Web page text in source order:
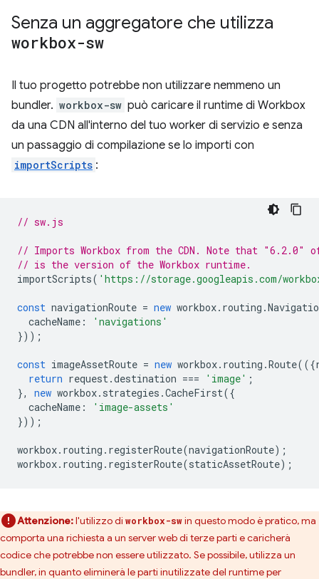
Senza un aggregatore che utilizza
workbox-sw
Il tuo progetto potrebbe non utilizzare nemmeno un
bundler. workbox-sw può caricare il runtime di Workbox
da una CDN all'interno del tuo worker di servizio e senza
un passaggio di compilazione se lo importi con
importScripts :
// sw.js
// Imports Workbox from the CDN. Note that "6.2.0"
// is the version of the Workbox runtime.
importScripts( 'https://storage.googleapis.com/
const navigationRoute = new workbox. routing .
cacheName :
'navigations'
}));
const imageAssetRoute = new workbox. routing .Route(({
return request.destination === 'image' ;
},
new workbox. strategies .CacheFirst({
cacheName :
'image-assets'
}));
workbox. routing . registerRoute(navigationRoute);
workbox. routing . registerRoute(staticAssetRoute);
Attenzione:l'utilizzo di workbox-swin questo modo è pratico, ma
comporta una richiesta a un server web di terze parti e caricherà
codice che potrebbe non essere utilizzato. Se possibile, utilizza un
bundler, in quanto eliminerà le parti inutilizzate del runtime per